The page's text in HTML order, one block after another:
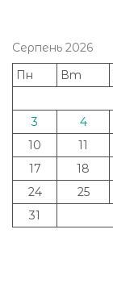
Серпень 2026
Пн
Вт
3
4
10
11
17
18
24
25
31